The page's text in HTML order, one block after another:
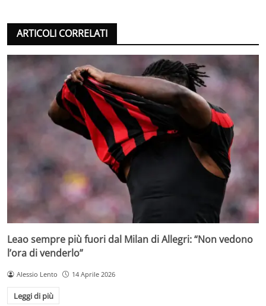
ARTICOLI CORRELATI
Leao sempre più fuori dal Milan di Allegri: “Non vedono
l’ora di venderlo”
Alessio Lento 14 Aprile 2026
Leggi di più